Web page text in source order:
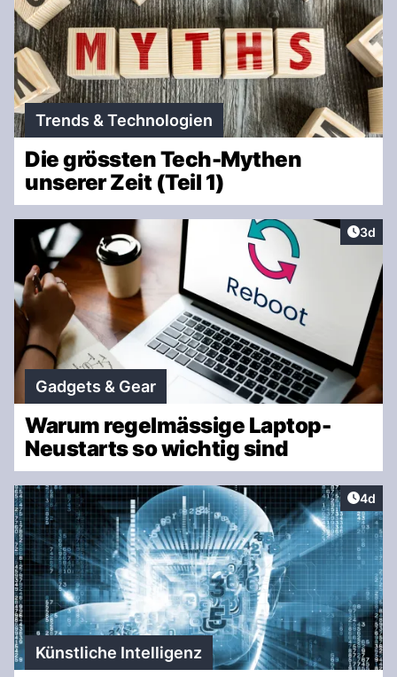
Trends & Technologien
Die grössten Tech-Mythen
unserer Zeit (Teil 1)
3d
Gadgets & Gear
Warum regelmässige Laptop-
Neustarts so wichtig sind
4d
Künstliche Intelligenz